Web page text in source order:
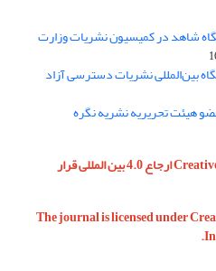
شاهد در کمیسیون نشریات وزارت
بین‌المللی نشریات دسترسی آزاد
هیئت تحریریه نشریه نگره
این نشریه تحت مجوز Creative Commons ارجاع 4.0 بین المللی قرار
The journal is licensed under